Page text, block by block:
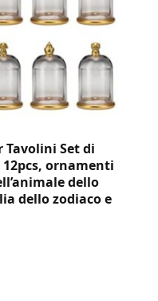
Tavolini Set di
ornamenti
dello
dello zodiaco e